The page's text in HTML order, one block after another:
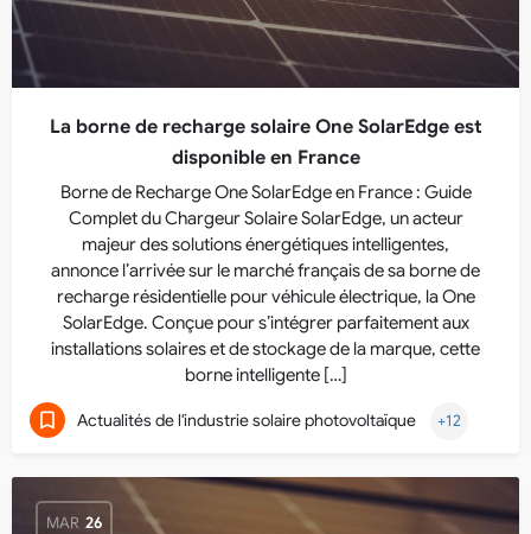
La borne de recharge solaire One SolarEdge est
disponible en France
Borne de Recharge One SolarEdge en France : Guide
Complet du Chargeur Solaire SolarEdge, un acteur
majeur des solutions énergétiques intelligentes,
annonce l’arrivée sur le marché français de sa borne de
recharge résidentielle pour véhicule électrique, la One
SolarEdge. Conçue pour s’intégrer parfaitement aux
installations solaires et de stockage de la marque, cette
borne intelligente […]
Actualités de l'industrie solaire photovoltaïque +12
MAR 26